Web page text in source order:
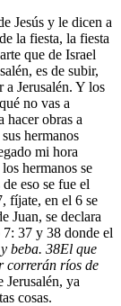
Jesús y le dicen a
la fiesta, la fiesta
que de Israel
es de subir,
a Jerusalén. Y los
no vas a
hacer obras a
hermanos
mi hora
hermanos se
eso se fue el
fíjate, en el 6 se
Juan, se declara
37 y 38 donde el
beba. 38El que
correrán ríos de
Jerusalén, ya
cosas.